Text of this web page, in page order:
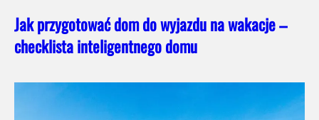
Jak przygotować dom do wyjazdu na wakacje –
checklista inteligentnego domu